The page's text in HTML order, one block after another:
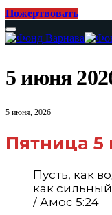
Пожертвовать
5 июня
5 июня, 2026
Пятница 5
Пусть, как
как
/ Амос 5:24